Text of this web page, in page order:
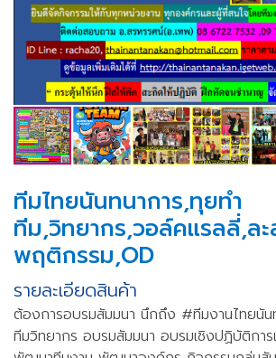
ทีมไทยนันทนาการ,ทุยทำ
ทีม,วิทยากร,วอล์คแรลลี่,ละ
พฤติกรรม,OD
รายละเอียดสินค้า
ต้องการอบรมสัมมนา นึกถึง #ทีมงานไทยนัน
ทีมวิทยากร อบรมสัมมนา อบรมเชิงปฏิบัติกา